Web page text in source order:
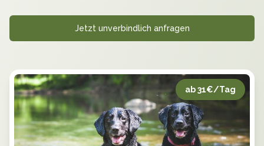
Jetzt unverbindlich anfragen
ab 31€/Tag